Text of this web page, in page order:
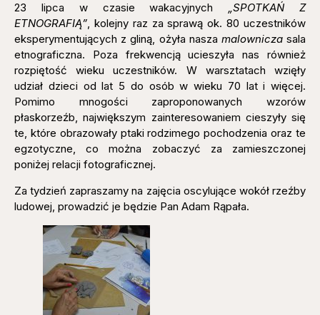
23 lipca w czasie wakacyjnych „SPOTKAŃ Z
ETNOGRAFIĄ”, kolejny raz za sprawą ok. 80 uczestników
eksperymentujących z gliną, ożyła nasza malowniczasala
etnograficzna. Poza frekwencją ucieszyła nas również
rozpiętość wieku uczestników. W warsztatach wzięły
udział dzieci od lat 5 do osób w wieku 70 lat i więcej.
Pomimo mnogości zaproponowanych wzorów
płaskorzeźb, największym zainteresowaniem cieszyły się
te, które obrazowały ptaki rodzimego pochodzenia oraz te
egzotyczne, co można zobaczyć za zamieszczonej
poniżej relacji fotograficznej.
Za tydzień zapraszamy na zajęcia oscylujące wokół rzeźby
ludowej, prowadzić je będzie Pan Adam Rąpała.